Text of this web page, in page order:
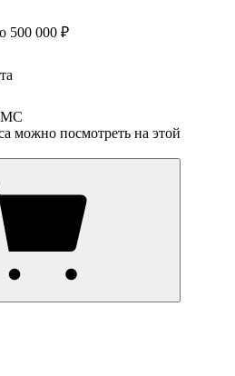
500 000 ₽
можно посмотреть на этой